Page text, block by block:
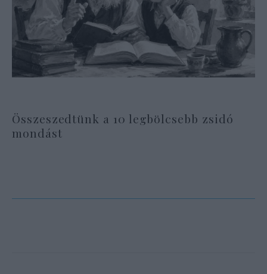
Összeszedtünk a 10 legbölcsebb zsidó
mondást